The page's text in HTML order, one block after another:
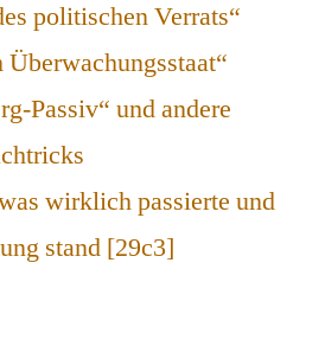
politischen Verrats“
Passiv“ und andere
wirklich passierte und
stand [29c3]